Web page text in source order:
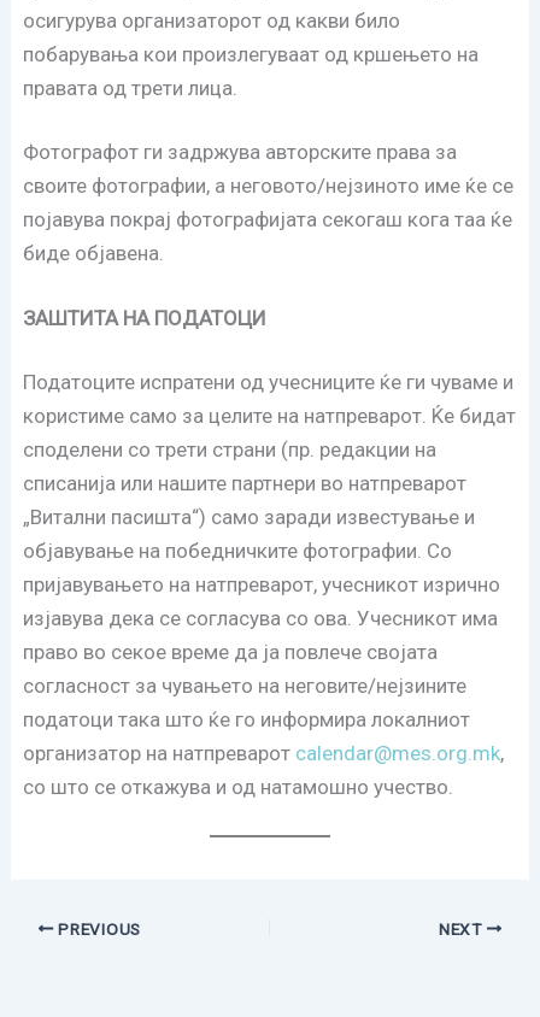
осигурува организаторот од какви било
побарувања кои произлегуваат од кршењето на
правата од трети лица.
Фотографот ги задржува авторските права за
своите фотографии, а неговото/нејзиното име ќе се
појавува покрај фотографијата секогаш кога таа ќе
биде објавена.
ЗАШТИТА НА ПОДАТОЦИ
Податоците испратени од учесниците ќе ги чуваме и
користиме само за целите на натпреварот. Ќе бидат
споделени со трети страни (пр. редакции на
списанија или нашите партнери во натпреварот
„Витални пасишта“) само заради известување и
објавување на победничките фотографии. Со
пријавувањето на натпреварот, учесникот изрично
изјавува дека се согласува со ова. Учесникот има
право во секое време да ја повлече својата
согласност за чувањето на неговите/нејзините
податоци така што ќе го информира локалниот
организатор на натпреварот calendar@mes.org.mk,
со што се откажува и од натамошно учество.
PREVIOUS NEXT